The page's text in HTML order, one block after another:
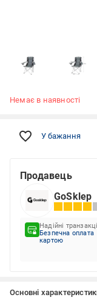
Немає в наявності
У бажання
Продавець
GoSklep
Надійні
Безпечна оплата
картою
Основні